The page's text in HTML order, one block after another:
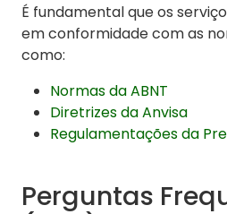
É fundamental que os
em conformidade com as
como:
Normas da ABNT
Diretrizes da Anvisa
Regulamentações da
Perguntas